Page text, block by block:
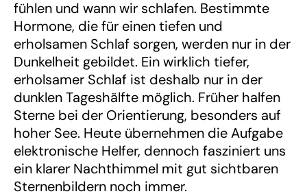
fühlen und wann wir schlafen. Bestimmte
Hormone, die für einen tiefen und
erholsamen Schlaf sorgen, werden nur in der
Dunkelheit gebildet. Ein wirklich tiefer,
erholsamer Schlaf ist deshalb nur in der
dunklen Tageshälfte möglich. Früher halfen
Sterne bei der Orientierung, besonders auf
hoher See. Heute übernehmen die Aufgabe
elektronische Helfer, dennoch fasziniert uns
ein klarer Nachthimmel mit gut sichtbaren
Sternenbildern noch immer.